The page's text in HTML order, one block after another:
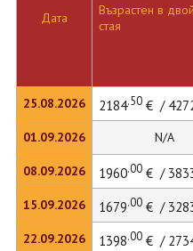
Дата
25.08.2026
01.09.2026
08.09.2026
15.09.2026
22.09.2026
Възрастен в
стая
2184.50€ /
N/A
1960.00€ /
1679.00€ /
1398.00€ /